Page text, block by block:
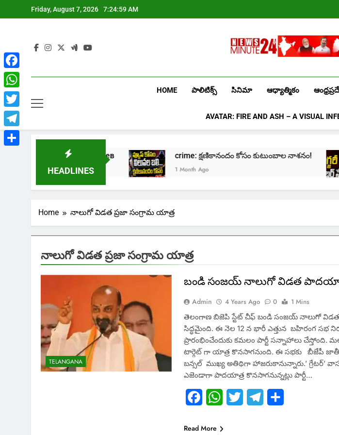
to
Friday, August 7, 2026 7:24:59 AM
HOME పాలిటిక్స్ సినిమా ఆధ్యాత్మికం
AVATAR: FIRE AND ASH – A VISUAL
HEADLINES
в онлайн казино Лев crime: క్షణికానందం కోసం కుటుంబాల నాశనం!
1 Month Ago
Home నాలుగో విడత ప్రజా సంగ్రామ యాత్ర
నాలుగో విడత ప్రజా సంగ్రామ యాత్ర
TELANGANA
బండి సంజయ్ నాలుగో విడత
Admin 4 Years Ago 0
1 Mins
తెలంగాణ బిజెపి స్టేట్ చీఫ్ బండి సంజయ్ నాలుగో విడత
సిద్ధమైంది. ఈ నెల 12 న భారీ ఎత్తున బహిరంగ సభ
ప్రారంభించేందుకు కమలం పార్టీ సన్నాహాలు చేస్తోంది.
టార్గెట్ గా యాత్ర కొనసాగనుంది. ఈ సభకు బీజేపీ
బన్సల్ ముఖ్య అతిథిగా హాజరుకానున్నారు.’ గ్రేటర్’
ఎజెండాగా పాదయాత్ర కొనసాగనున్నట్లు పార్టీ…
FacebookWhatsApp
Twitter Telegram
Read More
Facebook
WhatsApp
Twitter
Telegram